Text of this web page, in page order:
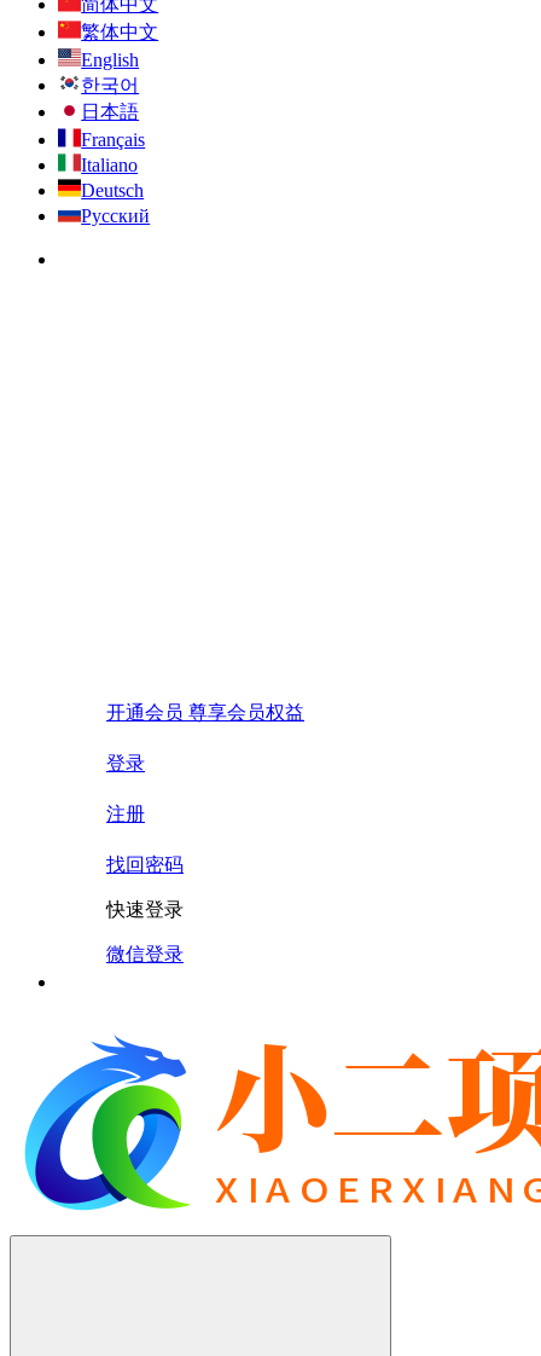
简体中文
繁体中文
English
한국어
日本語
Français
Italiano
Deutsch
Русский
开通会员 尊享会员权益
登录
注册
找回密码
快速登录
微信登录